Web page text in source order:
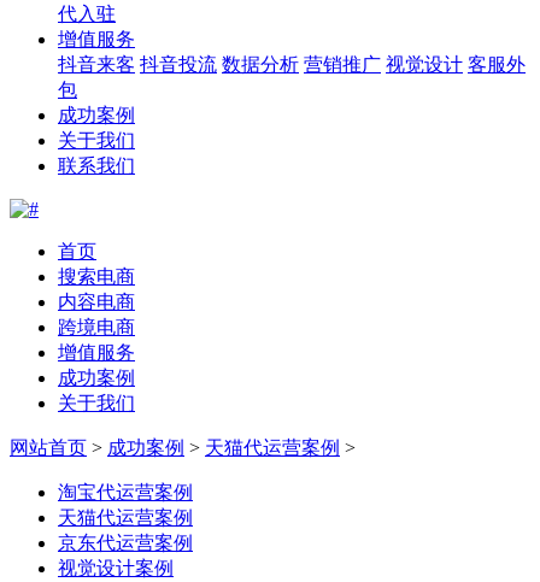
代入驻
增值服务
抖音来客 抖音投流 数据分析 营销推广 视觉设计 客服外
包
成功案例
关于我们
联系我们
首页
搜索电商
内容电商
跨境电商
增值服务
成功案例
关于我们
网站首页 > 成功案例 > 天猫代运营案例 >
淘宝代运营案例
天猫代运营案例
京东代运营案例
视觉设计案例